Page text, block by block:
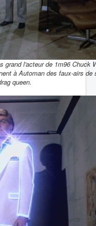
l'acteur de 1m96 Chuck
à Automan des faux-airs de
queen.